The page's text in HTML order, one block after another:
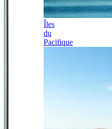
Îles
du
Pacifique